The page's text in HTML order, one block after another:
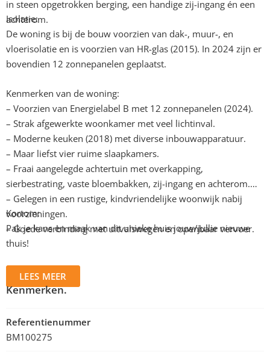
in steen opgetrokken berging, een handige zij-ingang én een
achterom.
Isolatie:
De woning is bij de bouw voorzien van dak-, muur-, en
vloerisolatie en is voorzien van HR-glas (2015). In 2024 zijn er
bovendien 12 zonnepanelen geplaatst.
Kenmerken van de woning:
– Voorzien van Energielabel B met 12 zonnepanelen (2024).
– Strak afgewerkte woonkamer met veel lichtinval.
– Moderne keuken (2018) met diverse inbouwapparatuur.
– Maar liefst vier ruime slaapkamers.
– Fraai aangelegde achtertuin met overkapping,
sierbestrating, vaste bloembakken, zij-ingang en achterom.
– Gelegen in een rustige, kindvriendelijke woonwijk nabij
voorzieningen.
– Goede verbinding met uitvalswegen en openbaar vervoer.
Kortom:
Pak je kans en maak van dit unieke huis jouw/jullie nieuwe
thuis!
LEES MEER
Kenmerken.
Referentienummer
BM100275